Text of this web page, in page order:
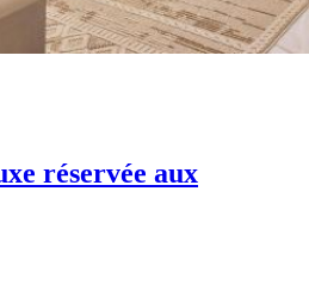
réservée aux